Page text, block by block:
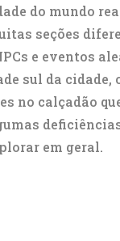
do mundo
seções
e eventos
sul da
no calçadão
em geral.